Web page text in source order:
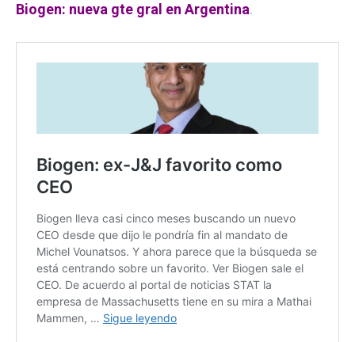
Biogen: nueva gte gral en Argentina.